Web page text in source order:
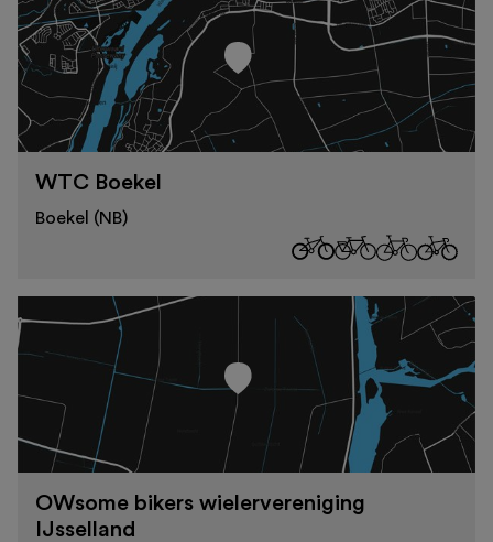
WTC Boekel
Boekel (NB)
OWsome bikers wielervereniging
IJsselland